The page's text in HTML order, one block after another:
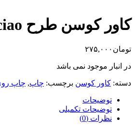
کاور کوسن طرح bella ciao کد 10
تومان ۲۷۵,۰۰۰
در انبار موجود نمی باشد
دسته: کاور کوسن برچسب: چاپ, چاپ
توضیحات
توضیحات تکمیلی
نظرات (0)